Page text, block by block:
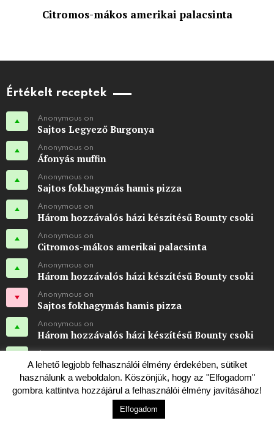
Citromos-mákos amerikai palacsinta
Értékelt receptek
Anonymous on
Sajtos Legyező Burgonya
Anonymous on
Áfonyás muffin
Anonymous on
Sajtos fokhagymás hamis pizza
Anonymous on
Három hozzávalós házi készítésű Bounty csoki
Anonymous on
Citromos-mákos amerikai palacsinta
Anonymous on
Három hozzávalós házi készítésű Bounty csoki
Anonymous on
Sajtos fokhagymás hamis pizza
Anonymous on
Három hozzávalós házi készítésű Bounty csoki
Sajtos fokhagymás hamis pizza
Karsion
Fahéjas csigák
A lehető legjobb felhasználói élmény érdekében, sütiket
használunk a weboldalon. Köszönjük, hogy az "Elfogadom"
gombra kattintva hozzájárul a felhasználói élmény javításához!
Elfogadom